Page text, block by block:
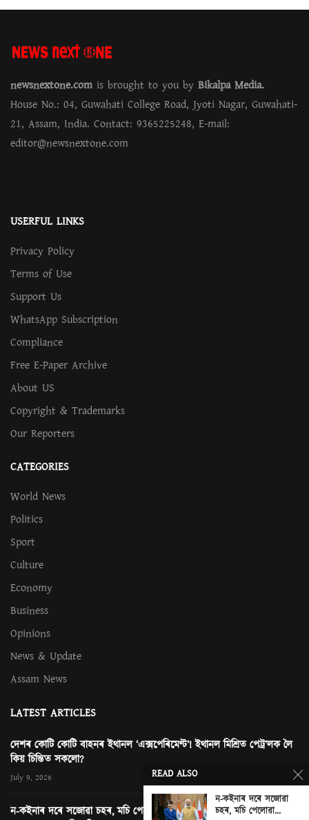
newsnextone.com is brought to you by Bikalpa Media.
House No.: 04, Guwahati College Road, Jyoti Nagar, Guwahati-
21, Assam, India. Contact: 9365225248, E-mail:
editor@newsnextone.com
USERFUL LINKS
Privacy Policy
Terms of Use
Support Us
WhatsApp Subscription
Compliance
Free E-Paper Archive
About US
Copyright & Trademarks
Our Reporters
CATEGORIES
World News
Politics
Sport
Culture
Economy
Business
Opinions
News & Update
Assam News
LATEST ARTICLES
দেশৰ কোটি কোটি বাহনৰ ইথানল ‘এক্সপেৰিমেণ্ট’! ইথানল মিশ্ৰিত পেট্ৰ’লক লৈ
কিয় চিন্তিত সকলো?
July 9, 2026
ন-কইনাৰ দৰে সজোৱা চহৰ, মচি পেলোৱা এখন ছবি আৰু নতুন দিল্লীত
READ ALSO
ন-কইনাৰ দৰে সজোৱা
চহৰ, মচি পেলোৱা...